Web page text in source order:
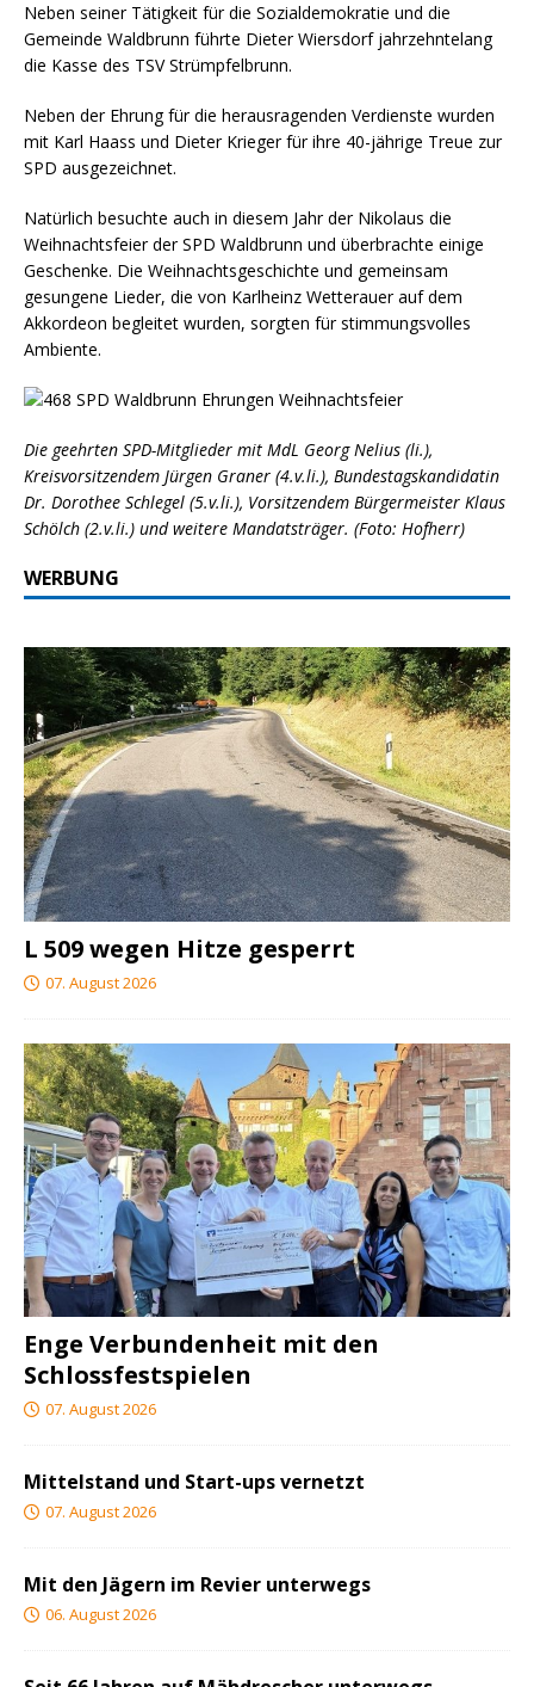
Neben seiner Tätigkeit für die Sozialdemokratie und die
Gemeinde Waldbrunn führte Dieter Wiersdorf jahrzehntelang
die Kasse des TSV Strümpfelbrunn.
Neben der Ehrung für die herausragenden Verdienste wurden
mit Karl Haass und Dieter Krieger für ihre 40-jährige Treue zur
SPD ausgezeichnet.
Natürlich besuchte auch in diesem Jahr der Nikolaus die
Weihnachtsfeier der SPD Waldbrunn und überbrachte einige
Geschenke. Die Weihnachtsgeschichte und gemeinsam
gesungene Lieder, die von Karlheinz Wetterauer auf dem
Akkordeon begleitet wurden, sorgten für stimmungsvolles
Ambiente.
Die geehrten SPD-Mitglieder mit MdL Georg Nelius (li.),
Kreisvorsitzendem Jürgen Graner (4.v.li.), Bundestagskandidatin
Dr. Dorothee Schlegel (5.v.li.), Vorsitzendem Bürgermeister Klaus
Schölch (2.v.li.) und weitere Mandatsträger. (Foto: Hofherr)
WERBUNG
L 509 wegen Hitze gesperrt
07. August 2026
Enge Verbundenheit mit den
Schlossfestspielen
07. August 2026
Mittelstand und Start-ups vernetzt
07. August 2026
Mit den Jägern im Revier unterwegs
06. August 2026